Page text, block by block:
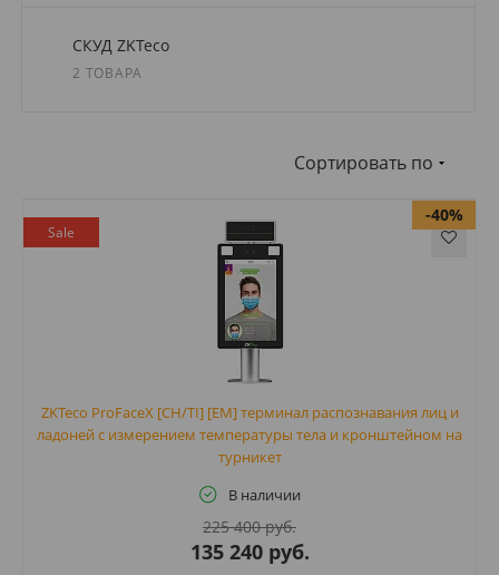
СКУД ZKTeco
2 ТОВАРА
Сортировать по
Sale
ZKTeco ProFaceX [CH/TI] [EM] терминал распознавания лиц и
ладоней с измерением температуры тела и кронштейном на
турникет
В наличии
-40%
225 400 руб.
135 240 руб.